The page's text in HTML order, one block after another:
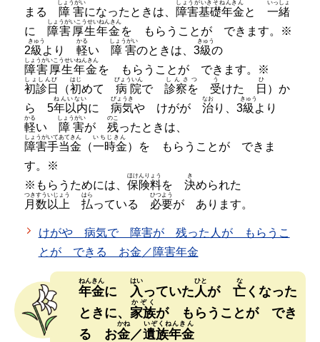
まる 障害
しょうがい
になったときは、 障害基礎年金
しょうがいきそねんきん
と 一緒
いっしょ
に 障害厚生年金
しょうがいこうせいねんきん
を もらうことが できます。※
2級
きゅう
より 軽
かる
い 障害
しょうがい
のときは、3級
きゅう
の
障害厚生年金
しょうがいこうせいねんきん
を もらうことが できます。※
初診日
しょしんび
（初
はじ
めて 病院
びょういん
で 診察を
しんさつ
受
う
けた 日
ひ
）か
ら 5年以内
ねんいない
に 病気
びょうき
や けがが 治
なお
り、3級
きゅう
より
軽
かる
い 障害
しょうがい
が 残
のこ
ったときは、
障害手当金
しょうがいてあてきん
（一時金
いちじきん
）を もらうことが できま
す。※
※もらうためには、 保険料
ほけんりょう
を 決
き
められた
月数以上
つきすういじょう
払
はら
っている 必要
ひつよう
が あります。
けがや 病気で 障害が 残った人が もらうこ
とが できる お金／障害年金
年金
ねんきん
に 入
はい
っていた 人
ひと
が 亡
な
くなった
ときに、 家族
かぞく
が もらうことが でき
る お金
かね
／遺族年金
いぞくねんきん